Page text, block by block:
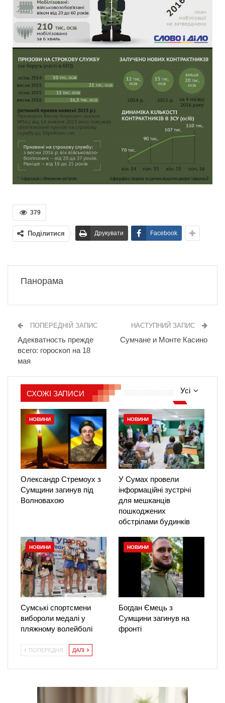
379
Поділитися Друкувати Facebook
Панорама
ПОПЕРЕДНІЙ ЗАПИС
Адекватность прежде
всего: гороскоп на 18
мая
НАСТУПНИЙ ЗАПИС
Сумчане и Монте Касино
Усі
СХОЖІ ЗАПИСИ
НОВИНИ
Олександр Стремоух з
Сумщини загинув під
Волновахою
НОВИНИ
У Сумах провели
інформаційні зустрічі
для мешканців
пошкоджених
обстрілами будинків
НОВИНИ
Сумські спортсмени
вибороли медалі у
пляжному волейболі
НОВИНИ
Богдан Ємець з
Сумщини загинув на
фронті
ПОПЕРЕДНЯ ДАЛІ